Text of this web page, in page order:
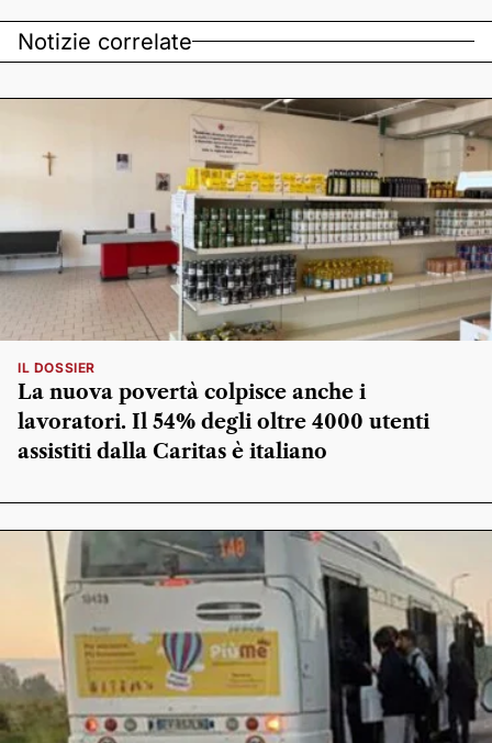
Notizie correlate
IL DOSSIER
La nuova povertà colpisce anche i
lavoratori. Il 54% degli oltre 4000 utenti
assistiti dalla Caritas è italiano